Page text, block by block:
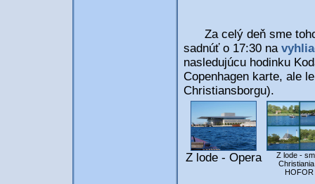
Za celý deň sme toho
sadnúť o 17:30 na
nasledujúcu hodinku
Copenhagen karte, ale
Christiansborgu).
Z lode - Opera
Z lode -
HOFOR